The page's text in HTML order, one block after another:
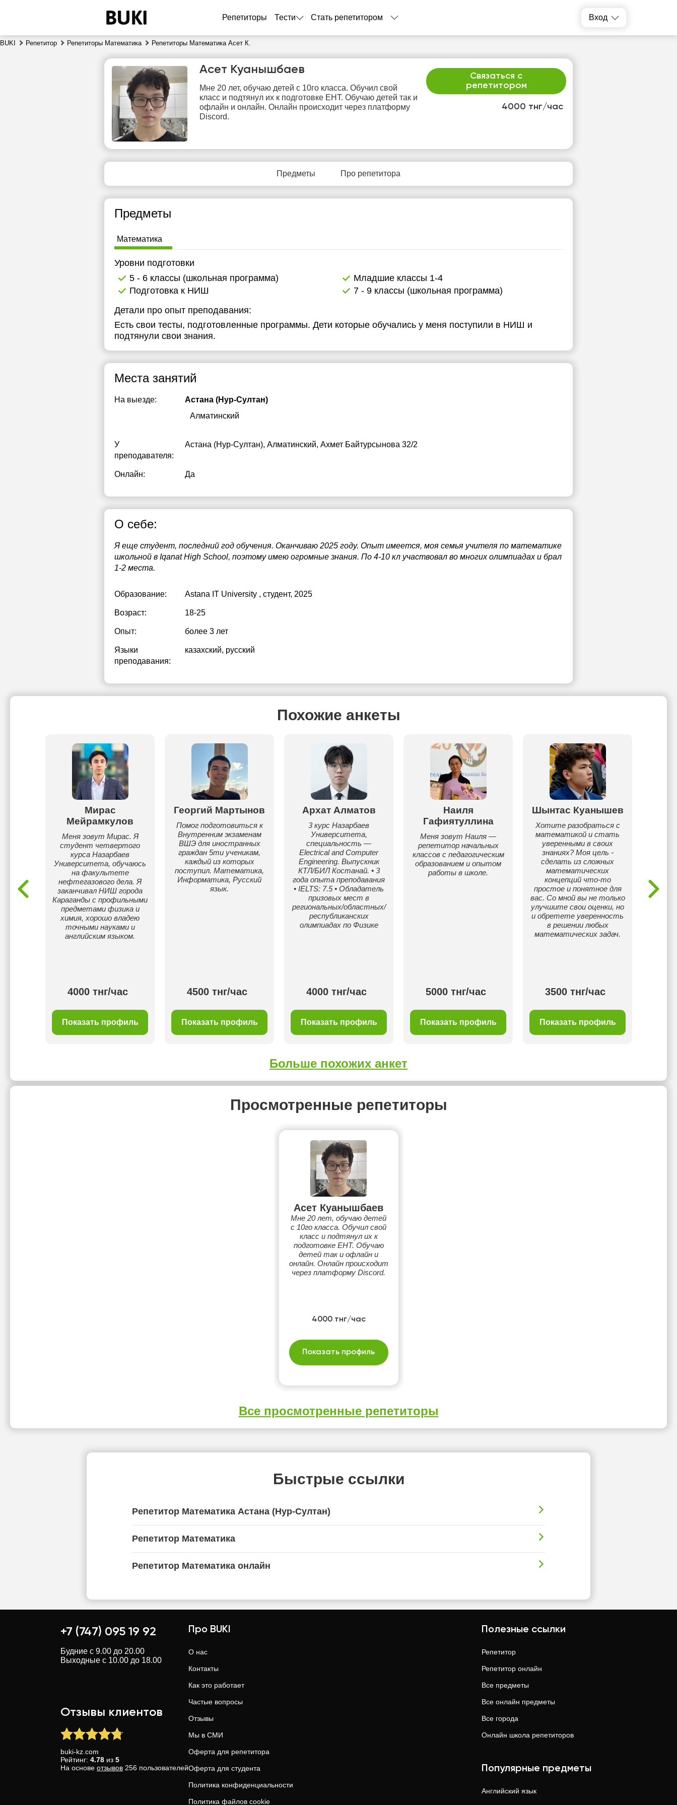
Репетиторы Тести Стать репетитором Вход
BUKI Репетитор Репетиторы Математика Репетиторы Математика Асет К.
4000 тнг/час
Связаться с
репетитором
Асет Куанышбаев
Мне 20 лет, обучаю детей с 10го класса. Обучил свой
класс и подтянул их к подготовке ЕНТ. Обучаю детей так и
офлайн и онлайн. Онлайн происходит через платформу
Discord.
Предметы Про репетитора
Предметы
Математика
Уровни подготовки
5 - 6 классы (школьная программа)
Младшие классы 1-4
Подготовка к НИШ
7 - 9 классы (школьная программа)
Детали про опыт преподавания:
Есть свои тесты, подготовленные программы. Дети которые обучались у меня поступили в НИШ и
подтянули свои знания.
Места занятий
На выезде:
Астана (Нур-Султан)
Алматинский
У
преподавателя:
Астана (Нур-Султан), Алматинский, Ахмет Байтурсынова 32/2
Онлайн: Да
О себе:
Я еще студент, последний год обучения. Оканчиваю 2025 году. Опыт имеется, моя семья учителя по математике
школьной в Iqanat High School, поэтому имею огромные знания. По 4-10 кл участвовал во многих олимпиадах и брал
1-2 места.
Образование: Astana IT University , студент, 2025
Возраст: 18-25
Опыт: более 3 лет
Языки
преподавания:
казахский, русский
Похожие анкеты
Мирас
Мейрамкулов
Меня зовут Мирас. Я
студент четвертого
курса Назарбаев
Университета, обучаюсь
на факультете
нефтегазового дела. Я
заканчивал НИШ города
Караганды с профильными
предметами физика и
химия, хорошо владею
точными науками и
английским языком.
4000 тнг/час
Показать профиль
Георгий Мартынов
Помог подготовиться к
Внутренним экзаменам
ВШЭ для иностранных
граждан 5ти ученикам,
каждый из которых
поступил. Математика,
Информатика, Русский
язык.
4500 тнг/час
Показать профиль
Архат Алматов
3 курс Назарбаев
Университета,
специальность —
Electrical and Computer
Engineering. Выпускник
КТЛ/БИЛ Костанай. • 3
года опыта преподавания
• IELTS: 7.5 • Обладатель
призовых мест в
региональных/областных/
республиканских
олимпиадах по Физике
4000 тнг/час
Показать профиль
Наиля
Гафиятуллина
Меня зовут Наиля —
репетитор начальных
классов с педагогическим
образованием и опытом
работы в школе.
5000 тнг/час
Показать профиль
Шынтас Куанышев
Хотите разобраться с
математикой и стать
уверенными в своих
знаниях? Моя цель -
сделать из сложных
математических
концепций что-то
простое и понятное для
вас. Со мной вы не только
улучшите свои оценки, но
и обретете уверенность
в решении любых
математических задач.
3500 тнг/час
Показать профиль
Больше похожих анкет
Просмотренные репетиторы
Асет Куанышбаев
Мне 20 лет, обучаю детей
с 10го класса. Обучил свой
класс и подтянул их к
подготовке ЕНТ. Обучаю
детей так и офлайн и
онлайн. Онлайн происходит
через платформу Discord.
4000 тнг/час
Показать профиль
Все просмотренные репетиторы
Быстрые ссылки
Репетитор Математика Астана (Нур-Султан)
Репетитор Математика
Репетитор Математика онлайн
пт
7
8
9
10
11
12
13
свободных
12:00
16:30
10:00
12:00
16:30
Нет
свободных
Нет
свободных
свободных
свободных
+7 (747) 095 19 92
Будние с 9.00 до 20.00
Выходные с 10.00 до 18.00
Отзывы клиентов
buki-kz.com
Рейтинг: 4.78 из 5
На основе отзывов 256 пользователей
Про BUKI
О нас
Контакты
Как это работает
Частые вопросы
Отзывы
Мы в СМИ
Оферта для репетитора
Оферта для студента
Политика конфиденциальности
Политика файлов cookie
Полезные ссылки
Репетитор
Репетитор онлайн
Все предметы
Все онлайн предметы
Все города
Онлайн школа репетиторов
Популярные предметы
Английский язык